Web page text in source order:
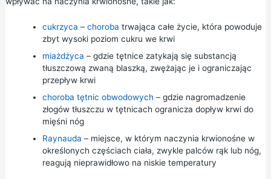
cukrzyca – choroba trwająca całe życie, która powoduje
zbyt wysoki poziom cukru we krwi
miażdżyca – gdzie tętnice zatykają się substancją
tłuszczową zwaną blaszką, zwężając je i ograniczając
przepływ krwi
choroba tętnic obwodowych – gdzie nagromadzenie
złogów tłuszczu w tętnicach ogranicza dopływ krwi do
mięśni nóg
Raynauda – miejsce, w którym naczynia krwionośne w
określonych częściach ciała, zwykle palców rąk lub nóg,
reagują nieprawidłowo na niskie temperatury